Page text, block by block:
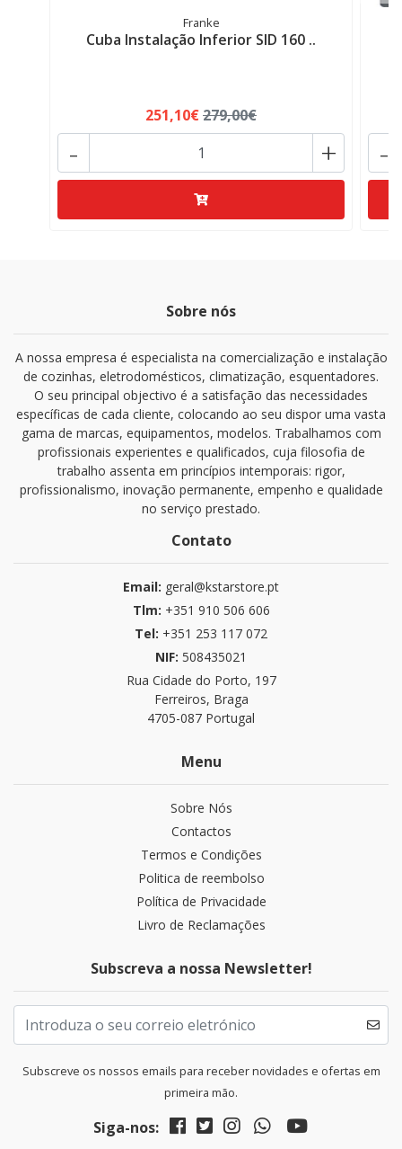
Franke
Cuba Instalação Inferior SID 160 ..
251,10€279,00€
+
- -
Sobre nós
A nossa empresa é especialista na comercialização e instalação
de cozinhas, eletrodomésticos, climatização, esquentadores.
O seu principal objectivo é a satisfação das necessidades
específicas de cada cliente, colocando ao seu dispor uma vasta
gama de marcas, equipamentos, modelos. Trabalhamos com
profissionais experientes e qualificados, cuja filosofia de
trabalho assenta em princípios intemporais: rigor,
profissionalismo, inovação permanente, empenho e qualidade
no serviço prestado.
Contato
Email: geral@kstarstore.pt
Tlm: +351 910 506 606
Tel: +351 253 117 072
NIF: 508435021
Rua Cidade do Porto, 197
Ferreiros, Braga
4705-087 Portugal
Menu
Sobre Nós
Contactos
Termos e Condições
Politica de reembolso
Política de Privacidade
Livro de Reclamações
Subscreva a nossa Newsletter!
Subscreve os nossos emails para receber novidades e ofertas em
primeira mão.
Siga-nos: